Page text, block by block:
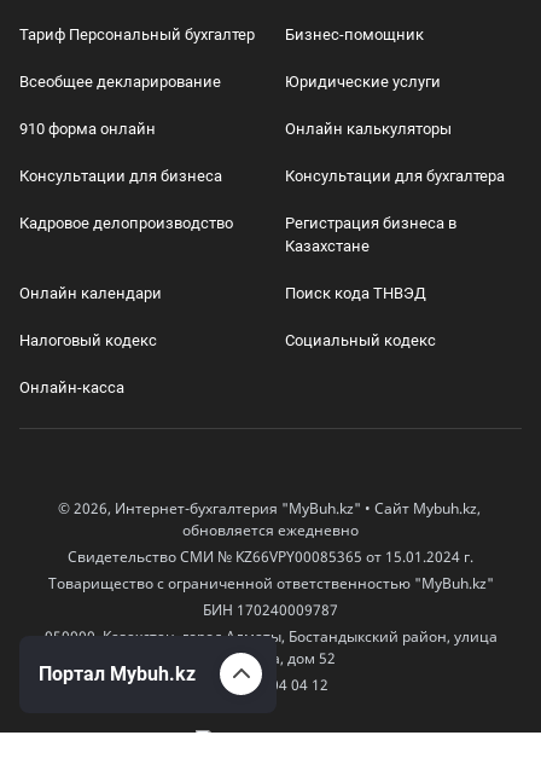
Тариф Персональный бухгалтер Бизнес-помощник
Всеобщее декларирование Юридические услуги
910 форма онлайн Онлайн калькуляторы
Консультации для бизнеса Консультации для бухгалтера
Кадровое делопроизводство
Регистрация бизнеса в
Казахстане
Онлайн календари Поиск кода ТНВЭД
Налоговый кодекс Социальный кодекс
Онлайн-касса
© 2026, Интернет-бухгалтерия "MyBuh.kz" • Сайт Mybuh.kz,
обновляется ежедневно
Свидетельство СМИ № KZ66VPY00085365 от 15.01.2024 г.
Товарищество с ограниченной ответственностью "MyBuh.kz"
БИН 170240009787
050000, Казахстан, город Алматы, Бостандыкский район, улица
Егизбаева, дом 52
+7 777 504 04 12
Портал Mybuh.kz